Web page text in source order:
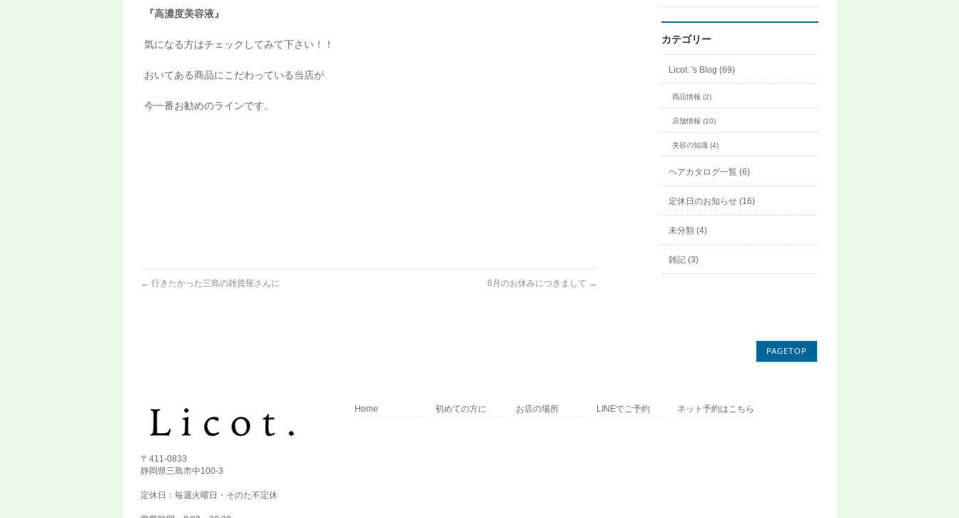
『高濃度美容液』
気になる方はチェックしてみて下さい！！
おいてある商品にこだわっている当店が
今一番お勧めのラインです。
← 行きたかった三島の雑貨屋さんに 6月のお休みにつきまして →
カテゴリー
Licot. 's Blog (69)
商品情報 (2)
店舗情報 (10)
美容の知識 (4)
ヘアカタログ一覧 (6)
定休日のお知らせ (16)
未分類 (4)
雑記 (3)
PAGETOP
〒411-0833
静岡県三島市中100-3
定休日：毎週火曜日・そのた不定休
Home 初めての方に お店の場所 LINEでご予約 ネット予約はこちら